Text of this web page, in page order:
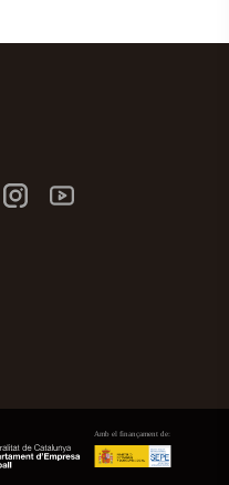
Amb el finançament de: